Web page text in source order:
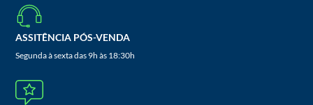
ASSITÊNCIA PÓS-VENDA
Segunda à sexta das 9h às 18:30h